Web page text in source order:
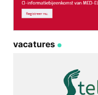
vacatures